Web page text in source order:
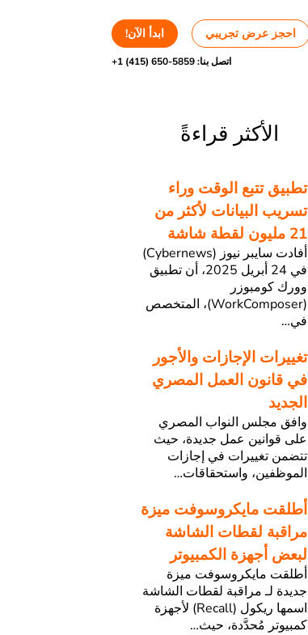
احجز عرض تجريبي ابدأ الآن!
اتصل بنا:+1 (415) 650-5859
الأكثر قراءةً
تطبيق تتبع الوقت وراء
تسريب البيانات لأكثر من
21 مليون لقطة شاشة
أفادت سايبر نيوز (Cybernews)
في 24 أبريل 2025، أن تطبيق
وورك كومبوزر
(WorkComposer)، المتخصص
في…
تغييرات الإجازات والأجور
في قانون العمل المصري
الجديد
وافق مجلس النواب المصري
على قوانين عمل جديدة، حيث
تتضمن تغييرات في إجازات
الموظفين، واستحقاقات…
أطلقت مايكروسوفت ميزة
مراقبة لقطات الشاشة
لبعض أجهزة الكمبيوتر
أطلقت مايكروسوفت ميزة
جديدة لـ مراقبة لقطات الشاشة
اسمها ريكول (Recall) لأجهزة
كمبيوتر مُحدَّدة، حيث…